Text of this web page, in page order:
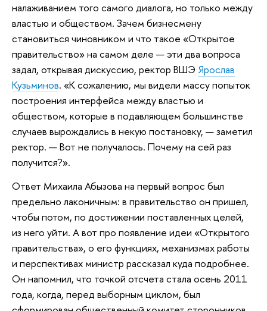
налаживанием того самого диалога, но только между
властью и обществом. Зачем бизнесмену
становиться чиновником и что такое «Открытое
правительство» на самом деле — эти два вопроса
задал, открывая дискуссию, ректор ВШЭ Ярослав
Кузьминов. «К сожалению, мы видели массу попыток
построения интерфейса между властью и
обществом, которые в подавляющем большинстве
случаев вырождались в некую постановку, — заметил
ректор. — Вот не получалось. Почему на сей раз
получится?».
Ответ Михаила Абызова на первый вопрос был
предельно лаконичным: в правительство он пришел,
чтобы потом, по достижении поставленных целей,
из него уйти. А вот про появление идеи «Открытого
правительства», о его функциях, механизмах работы
и перспективах министр рассказал куда подробнее.
Он напомнил, что точкой отсчета стала осень 2011
года, когда, перед выборным циклом, был